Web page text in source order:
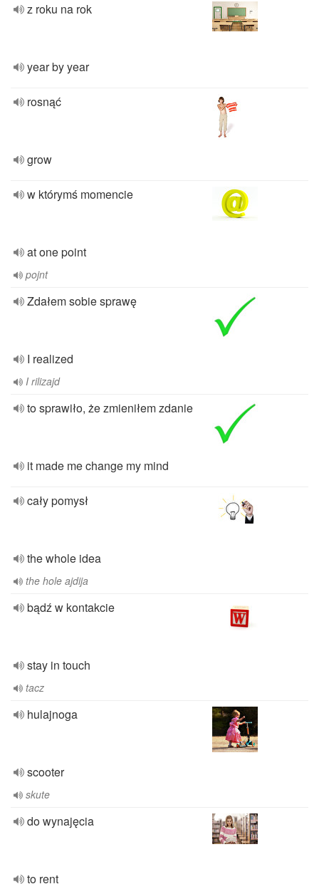
z roku na rok
year by year
rosnąć
grow
w którymś momencie
at one point
pojnt
Zdałem sobie sprawę
I realized
I rilizajd
to sprawiło, że zmieniłem zdanie
it made me change my mind
cały pomysł
the whole idea
the hole ajdija
bądź w kontakcie
stay in touch
tacz
hulajnoga
scooter
skute
do wynajęcia
to rent